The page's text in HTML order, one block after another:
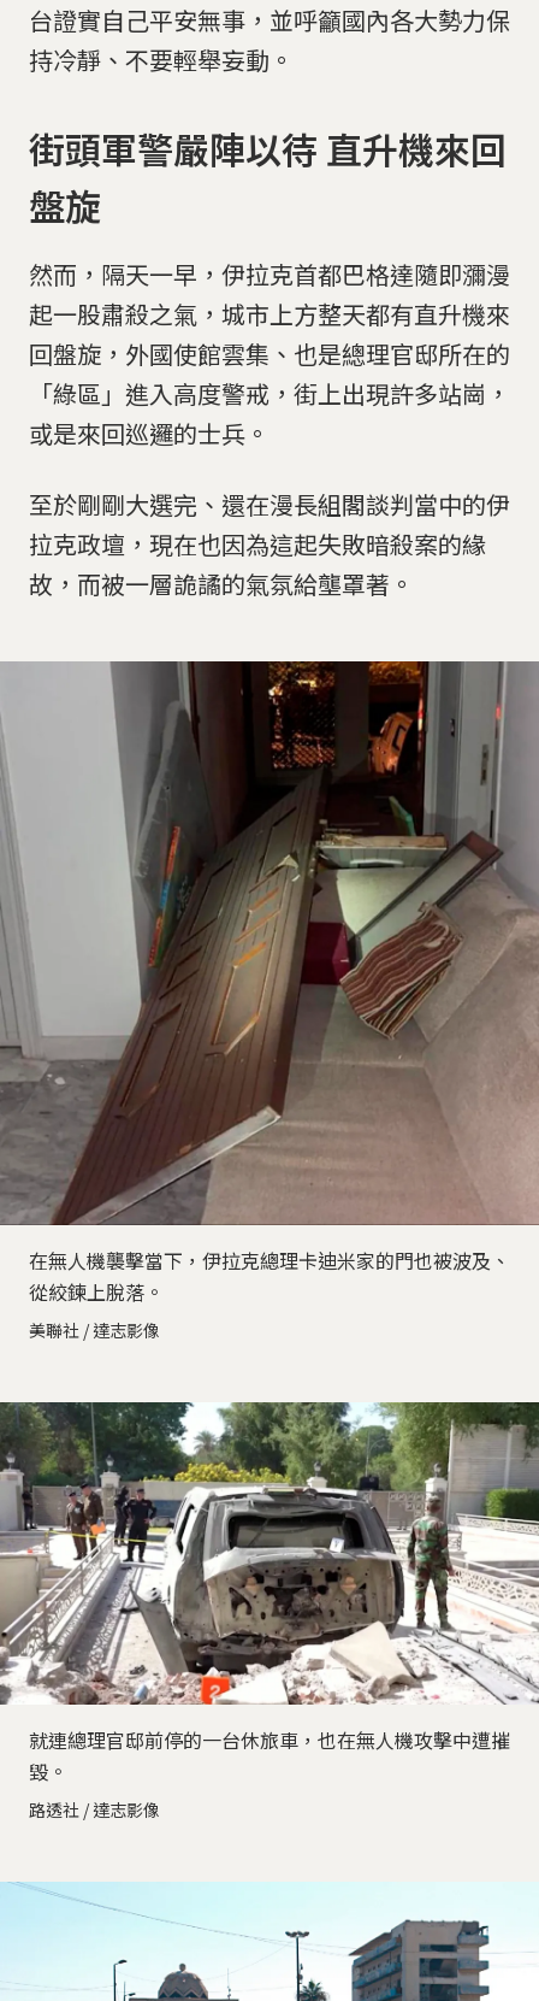
台證實自己平安無事，並呼籲國內各大勢力保
持冷靜、不要輕舉妄動。
街頭軍警嚴陣以待 直升機來回
盤旋
然而，隔天一早，伊拉克首都巴格達隨即瀰漫
起一股肅殺之氣，城市上方整天都有直升機來
回盤旋，外國使館雲集、也是總理官邸所在的
「綠區」進入高度警戒，街上出現許多站崗，
或是來回巡邏的士兵。
至於剛剛大選完、還在漫長組閣談判當中的伊
拉克政壇，現在也因為這起失敗暗殺案的緣
故，而被一層詭譎的氣氛給壟罩著。
在無人機襲擊當下，伊拉克總理卡迪米家的門也被波及、
從絞鍊上脫落。
美聯社 / 達志影像
就連總理官邸前停的一台休旅車，也在無人機攻擊中遭摧
毀。
路透社 / 達志影像